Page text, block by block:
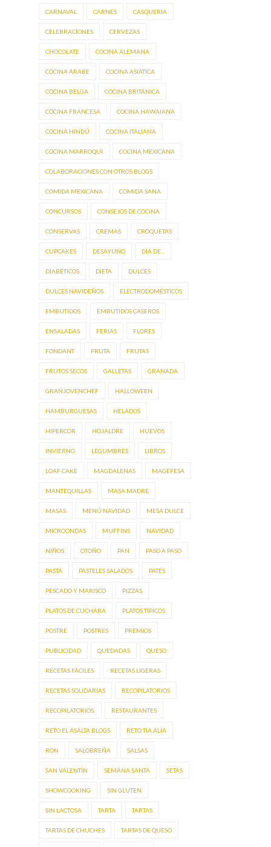
CARNAVAL CARNES CASQUERÍA
CELEBRACIONES CERVEZAS
CHOCOLATE COCINA ALEMANA
COCINA ÁRABE COCINA ASIÁTICA
COCINA BELGA COCINA BRITÁNICA
COCINA FRANCESA COCINA HAWAIANA
COCINA HINDÚ COCINA ITALIANA
COCINA MARROQUÍ COCINA MEXICANA
COLABORACIONES CON OTROS BLOGS
COMIDA MEXICANA COMIDA SANA
CONCURSOS CONSEJOS DE COCINA
CONSERVAS CREMAS CROQUETAS
CUPCAKES DESAYUNO DÍA DE...
DIABÉTICOS DIETA DULCES
DULCES NAVIDEÑOS ELECTRODOMÉSTICOS
EMBUTIDOS EMBUTIDOS CASEROS
ENSALADAS FERIAS FLORES
FONDANT FRUTA FRUTAS
FRUTOS SECOS GALLETAS GRANADA
GRANJOVENCHEF HALLOWEEN
HAMBURGUESAS HELADOS
HIPERCOR HOJALDRE HUEVOS
INVIERNO LEGUMBRES LIBROS
LOAF CAKE MAGDALENAS MAGEFESA
MANTEQUILLAS MASA MADRE
MASAS MENÚ NAVIDAD MESA DULCE
MICROONDAS MUFFINS NAVIDAD
NIÑOS OTOÑO PAN PASO A PASO
PASTA PASTELES SALADOS PATÉS
PESCADO Y MARISCO PIZZAS
PLATOS DE CUCHARA PLATOS TÍPICOS
POSTRE POSTRES PREMIOS
PUBLICIDAD QUEDADAS QUESO
RECETAS FÁCILES RECETAS LIGERAS
RECETAS SOLIDARIAS RECOPILATORIOS
RECOPILATORIOS. RESTAURANTES
RETO EL ASALTA BLOGS RETO TÍA ALIA
RON SALOBREÑA SALSAS
SAN VALENTÍN SEMANA SANTA SETAS
SHOWCOOKING SIN GLUTEN
SIN LACTOSA TARTA TARTAS
TARTAS DE CHUCHES TARTAS DE QUESO